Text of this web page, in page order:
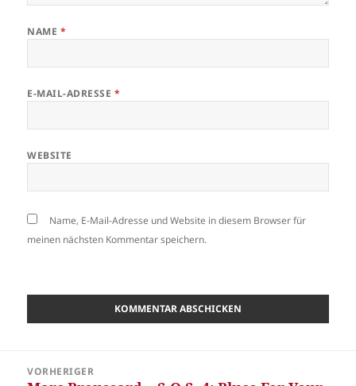
NAME *
E-MAIL-ADRESSE *
WEBSITE
Name, E-Mail-Adresse und Website in diesem Browser für
meinen nächsten Kommentar speichern.
VORHERIGER